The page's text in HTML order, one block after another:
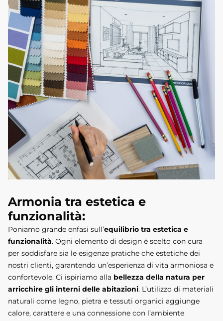
Armonia tra estetica e
funzionalità:
Poniamo grande enfasi sull’equilibrio tra estetica e
funzionalità. Ogni elemento di design è scelto con cura
per soddisfare sia le esigenze pratiche che estetiche dei
nostri clienti, garantendo un’esperienza di vita armoniosa e
confortevole. Ci ispiriamo alla bellezza della natura per
arricchire gli interni delle abitazioni. L’utilizzo di materiali
naturali come legno, pietra e tessuti organici aggiunge
calore, carattere e una connessione con l’ambiente